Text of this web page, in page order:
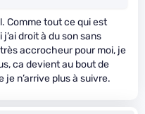
Comme tout ce qui est
droit à du son sans
accrocheur pour moi, je
ca devient au bout de
n’arrive plus à suivre.